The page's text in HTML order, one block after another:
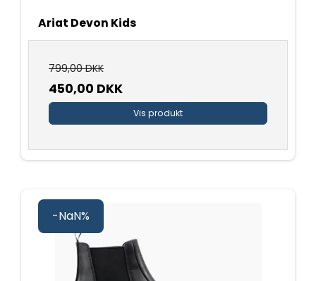
Ariat Devon Kids
799,00 DKK
450,00 DKK
Vis produkt
-NaN%